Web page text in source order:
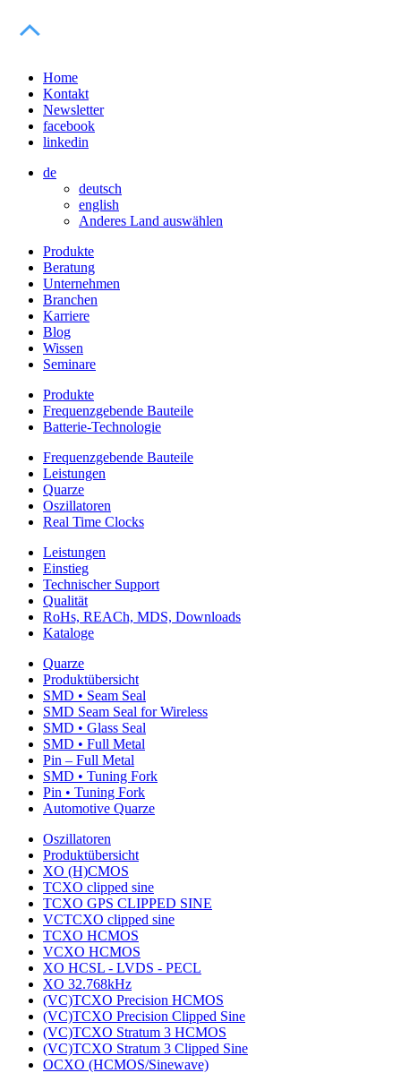
Home
Kontakt
Newsletter
facebook
linkedin
de
deutsch
english
Anderes Land auswählen
Produkte
Beratung
Unternehmen
Branchen
Karriere
Blog
Wissen
Seminare
Produkte
Frequenzgebende Bauteile
Batterie-Technologie
Frequenzgebende Bauteile
Leistungen
Quarze
Oszillatoren
Real Time Clocks
Leistungen
Einstieg
Technischer Support
Qualität
RoHs, REACh, MDS, Downloads
Kataloge
Quarze
Produktübersicht
SMD • Seam Seal
SMD Seam Seal for Wireless
SMD • Glass Seal
SMD • Full Metal
Pin – Full Metal
SMD • Tuning Fork
Pin • Tuning Fork
Automotive Quarze
Oszillatoren
Produktübersicht
XO (H)CMOS
TCXO clipped sine
TCXO GPS CLIPPED SINE
VCTCXO clipped sine
TCXO HCMOS
VCXO HCMOS
XO HCSL - LVDS - PECL
XO 32.768kHz
(VC)TCXO Precision HCMOS
(VC)TCXO Precision Clipped Sine
(VC)TCXO Stratum 3 HCMOS
(VC)TCXO Stratum 3 Clipped Sine
OCXO (HCMOS/Sinewave)